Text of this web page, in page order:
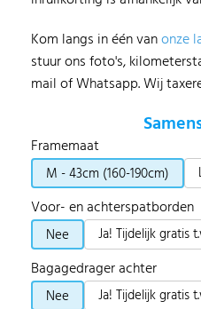
Kom langs in één vanonze
stuur ons foto's,
mail of Whatsapp. Wij
Framemaat
M - 43cm (160-190cm)
Voor- en achterspatborden
Nee Ja! Tijdelijk gratis
Bagagedrager achter
Nee Ja! Tijdelijk gratis